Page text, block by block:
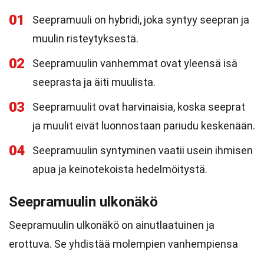
01
Seepramuuli on hybridi, joka syntyy seepran ja
muulin risteytyksestä.
02
Seepramuulin vanhemmat ovat yleensä isä
seeprasta ja äiti muulista.
03
Seepramuulit ovat harvinaisia, koska seeprat
ja muulit eivät luonnostaan pariudu keskenään.
04
Seepramuulin syntyminen vaatii usein ihmisen
apua ja keinotekoista hedelmöitystä.
Seepramuulin ulkonäkö
Seepramuulin ulkonäkö on ainutlaatuinen ja
erottuva. Se yhdistää molempien vanhempiensa